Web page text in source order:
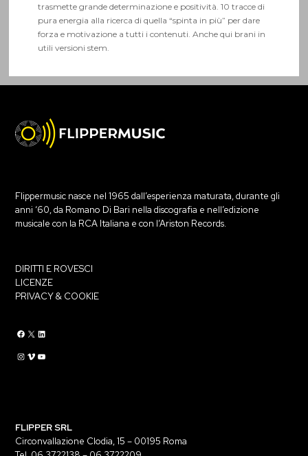
trasmette grande determinazione e positività. 10 tracce di
pura energia alla ricerca di quella “spinta in più” per dare
forza e motivazione a tutti i contenuti. Anche qui brani in
utili versioni stem.
Flippermusic nasce nel 1965 dall’esperienza maturata, durante gli
anni ‘60, da Romano Di Bari nella discografia e nell’edizione
musicale con la RCA Italiana e con l’Ariston Records.
DIRITTI E ROVESCI
LICENZE
PRIVACY & COOKIE
Flippermusic Facebook Flippermusic Twitter
Flippermusic Linkedin
Flippermusic Instagram Flippermusic Vimeo flippermusic YouTube
FLIPPER SRL
Circonvallazione Clodia, 15 – 00195 Roma